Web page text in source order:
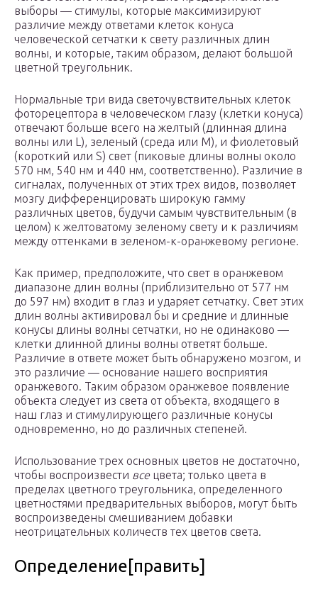
выборы — стимулы, которые максимизируют
различие между ответами клеток конуса
человеческой сетчатки к свету различных длин
волны, и которые, таким образом, делают большой
цветной треугольник.
Нормальные три вида светочувствительных клеток
фоторецептора в человеческом глазу (клетки конуса)
отвечают больше всего на желтый (длинная длина
волны или L), зеленый (среда или M), и фиолетовый
(короткий или S) свет (пиковые длины волны около
570 нм, 540 нм и 440 нм, соответственно). Различие в
сигналах, полученных от этих трех видов, позволяет
мозгу дифференцировать широкую гамму
различных цветов, будучи самым чувствительным (в
целом) к желтоватому зеленому свету и к различиям
между оттенками в зеленом-к-оранжевому регионе.
Как пример, предположите, что свет в оранжевом
диапазоне длин волны (приблизительно от 577 нм
до 597 нм) входит в глаз и ударяет сетчатку. Свет этих
длин волны активировал бы и средние и длинные
конусы длины волны сетчатки, но не одинаково —
клетки длинной длины волны ответят больше.
Различие в ответе может быть обнаружено мозгом, и
это различие — основание нашего восприятия
оранжевого. Таким образом оранжевое появление
объекта следует из света от объекта, входящего в
наш глаз и стимулирующего различные конусы
одновременно, но до различных степеней.
Использование трех основных цветов не достаточно,
чтобы воспроизвести всецвета; только цвета в
пределах цветного треугольника, определенного
цветностями предварительных выборов, могут быть
воспроизведены смешиванием добавки
неотрицательных количеств тех цветов света.
Определение[править]